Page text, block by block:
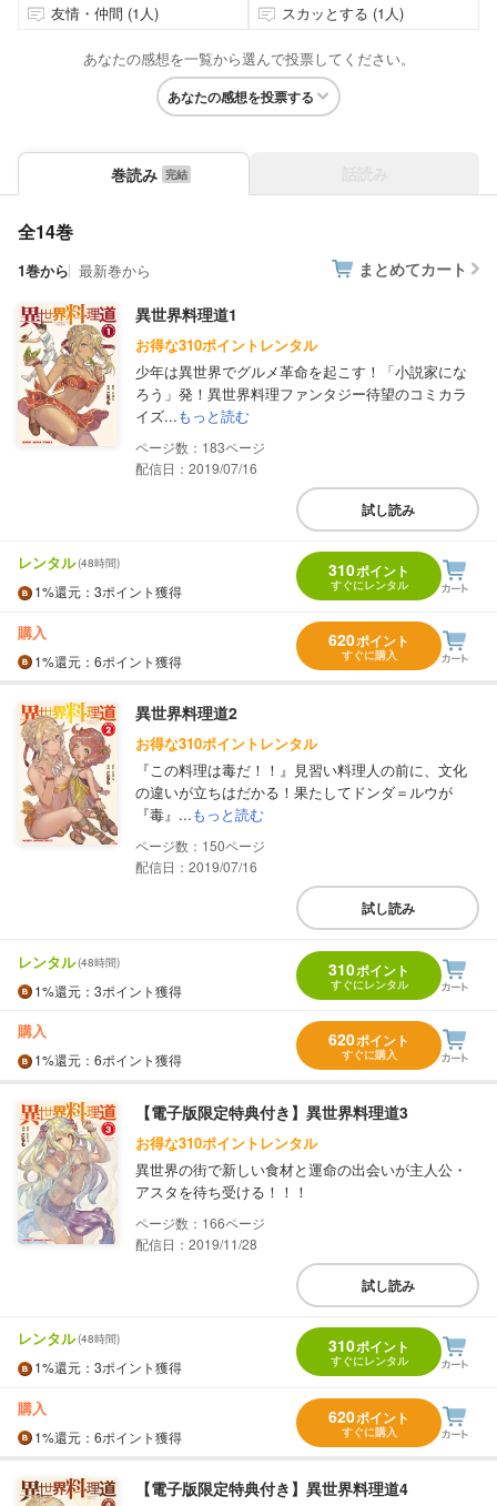
友情・仲間 (1人)
スカッとする (1人)
あなたの感想を一覧から選んで投票してください。
あなたの感想を投票する
巻読み
全14巻
1巻から 最新巻から まとめてカート
異世界料理道1
お得な310ポイントレンタル
少年は異世界でグルメ革命を起こす！「小説家にな
ろう」発！異世界料理ファンタジー待望のコミカラ
イズ...もっと読む
183
配信日：2019/07/16
試し読み
レンタル(48時間)
1%還元 ：3ポイント獲得
310ポイント
すぐにレンタル
購入
1%還元 ：6ポイント獲得
620ポイント
すぐに購入
異世界料理道2
お得な310ポイントレンタル
『この料理は毒だ！！』見習い料理人の前に、文化
の違いが立ちはだかる！果たしてドンダ＝ルウが
『毒』...もっと読む
150
配信日：2019/07/16
試し読み
レンタル(48時間)
1%還元 ：3ポイント獲得
310ポイント
すぐにレンタル
購入
1%還元 ：6ポイント獲得
620ポイント
すぐに購入
【電子版限定特典付き】異世界料理道3
お得な310ポイントレンタル
異世界の街で新しい食材と運命の出会いが主人公・
アスタを待ち受ける！！！
166
配信日：2019/11/28
試し読み
レンタル(48時間)
1%還元 ：3ポイント獲得
310ポイント
すぐにレンタル
購入
1%還元 ：6ポイント獲得
620ポイント
すぐに購入
【電子版限定特典付き】異世界料理道4